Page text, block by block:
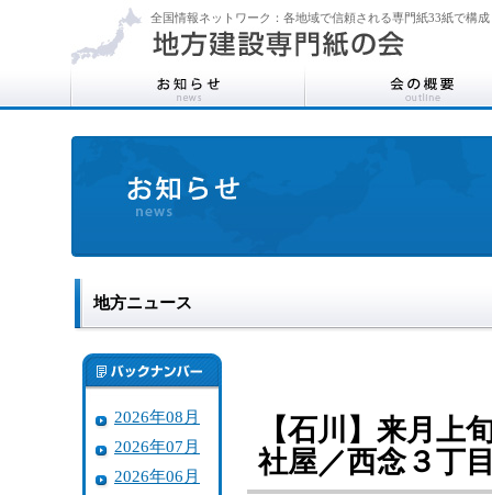
全国情報ネットワーク：各地域で信頼される専門紙33紙で構成
地方ニュース
2026年08月
2026年07月
2026年06月
【石川】来月上
社屋／西念３